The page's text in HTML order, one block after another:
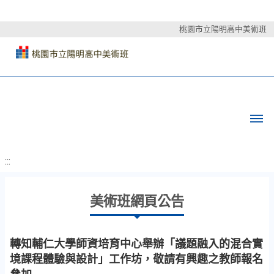
桃園市立陽明高中美術班
:::
美術班網頁公告
轉知輔仁大學師資培育中心舉辦「議題融入的混合實
境課程體驗與設計」工作坊，敬請有興趣之教師報名